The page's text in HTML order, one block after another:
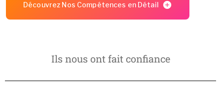
Découvrez Nos Compétences en Détail
Ils nous ont fait confiance